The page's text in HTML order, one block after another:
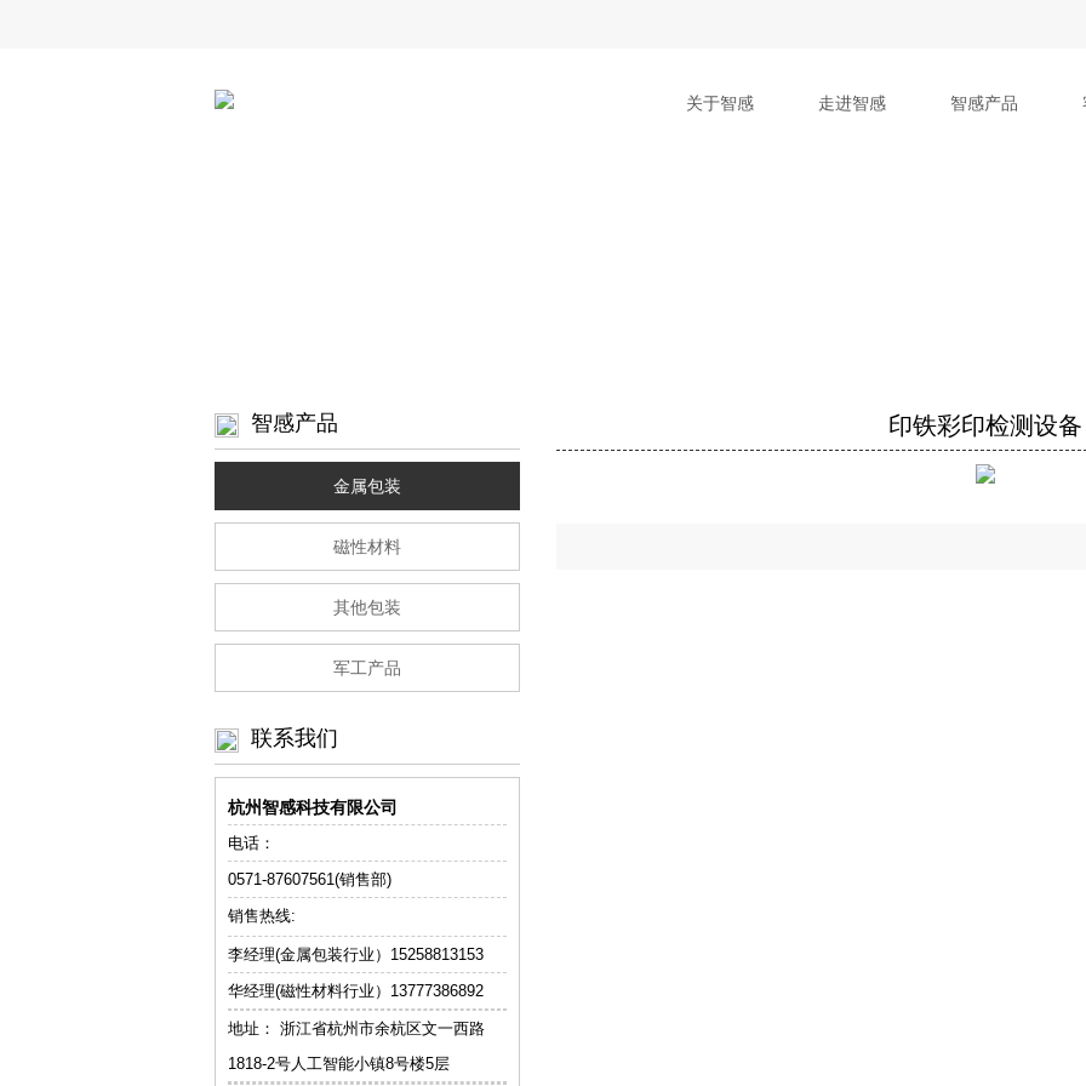
关于智感 走进智感 智感产品
智感产品
金属包装
磁性材料
其他包装
军工产品
联系我们
杭州智感科技有限公司
电话：
0571-87607561(销售部)
销售热线:
李经理(金属包装行业） 15258813153
华经理(磁性材料行业）13777386892
地址： 浙江省杭州市余杭区文一西路
1818-2号人工智能小镇8号楼5层
印铁彩印检测设备